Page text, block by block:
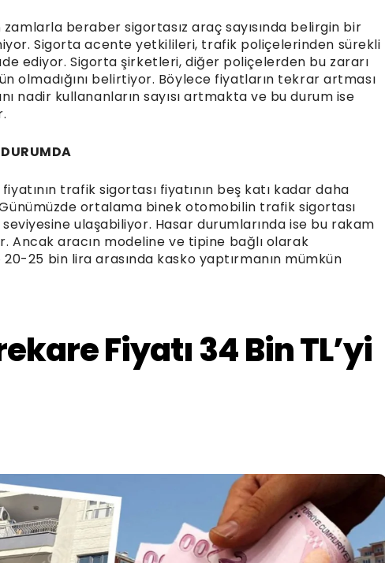
beraber sigortasız araç sayısında belirgin bir
Sigorta acente yetkilileri, trafik poliçelerinden sürekli
ediyor. Sigorta şirketleri, diğer poliçelerden bu zararı
olmadığını belirtiyor. Böylece fiyatların tekrar artması
nadir kullananların sayısı artmakta ve bu durum ise
trafik sigortası fiyatının beş katı kadar daha
ortalama binek otomobilin trafik sigortası
ulaşabiliyor. Hasar durumlarında ise bu rakam
Ancak aracın modeline ve tipine bağlı olarak
25 bin lira arasında kasko yaptırmanın mümkün